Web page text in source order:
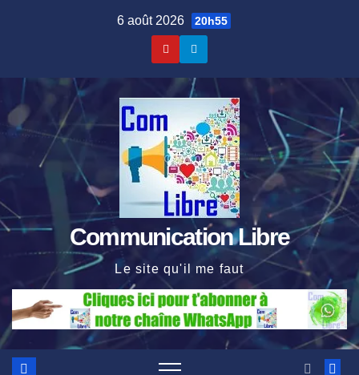
6 août 2026 20h55
Communication Libre
Le site qu'il me faut